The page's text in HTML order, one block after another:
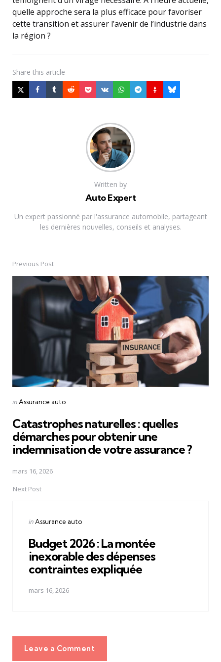
quelle approche sera la plus efficace pour favoriser
cette transition et assurer l’avenir de l’industrie dans
la région ?
Share this article
Written by
Auto Expert
Un expert passionné par l'assurance automobile, partageant
les dernières nouvelles, conseils et analyses.
Post
navigation
Previous Post
Posted
inAssurance auto
Catastrophes naturelles : quelles
démarches pour obtenir une
indemnisation de votre assurance ?
mars 16, 2026
Next Post
Posted
inAssurance auto
Budget 2026 : La montée
inexorable des dépenses
contraintes expliquée
mars 16, 2026
Leave a Comment